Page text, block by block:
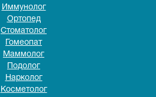
Иммунолог
Ортопед
Стоматолог
Гомеопат
Маммолог
Подолог
Нарколог
Косметолог